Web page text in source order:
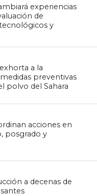
experiencias
de
y
a la
preventivas
polvo del Sahara
acciones en
posgrado y
a decenas de